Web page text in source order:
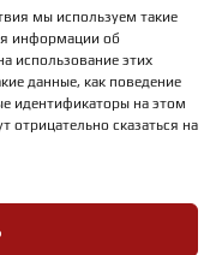
мы используем такие
информации об
использование этих
данные, как поведение
идентификаторы на этом
отрицательно сказаться на
19-00
18-00